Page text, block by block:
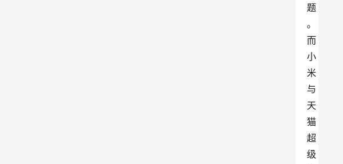
题
。
而
小
米
与
天
猫
超
级